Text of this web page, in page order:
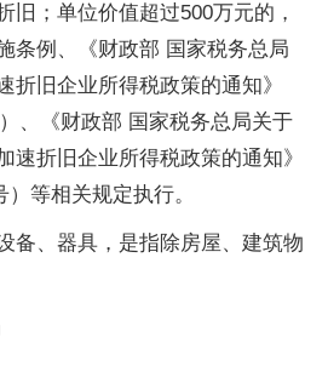
旧；单位价值超过500万元的，
条例、《财政部 国家税务总局
折旧企业所得税政策的通知》
、《财政部 国家税务总局关于
速折旧企业所得税政策的通知》
）等相关规定执行。
备、器具，是指除房屋、建筑物